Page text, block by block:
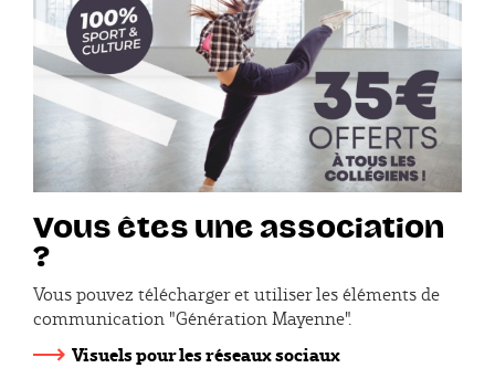
Vous êtes une association
?
Vous pouvez télécharger et utiliser les éléments de
communication "Génération Mayenne".
Visuels pour les réseaux sociaux